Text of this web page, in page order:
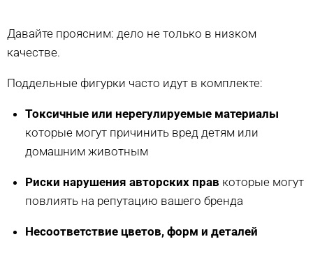
Давайте проясним: дело не только в низком
качестве.
Поддельные фигурки часто идут в комплекте:
Токсичные или нерегулируемые материалы
которые могут причинить вред детям или
домашним животным
Риски нарушения авторских прав которые могут
повлиять на репутацию вашего бренда
Несоответствие цветов, форм и деталей